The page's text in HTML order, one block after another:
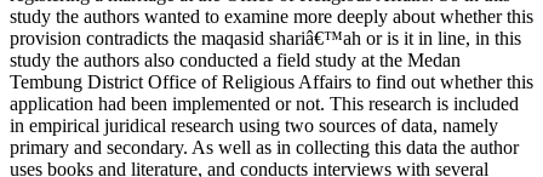
study the authors wanted to examine more deeply about whether this
provision contradicts the maqasid shariâ€™ah or is it in line, in this
study the authors also conducted a field study at the Medan
Tembung District Office of Religious Affairs to find out whether this
application had been implemented or not. This research is included
in empirical juridical research using two sources of data, namely
primary and secondary. As well as in collecting this data the author
uses books and literature, and conducts interviews with several